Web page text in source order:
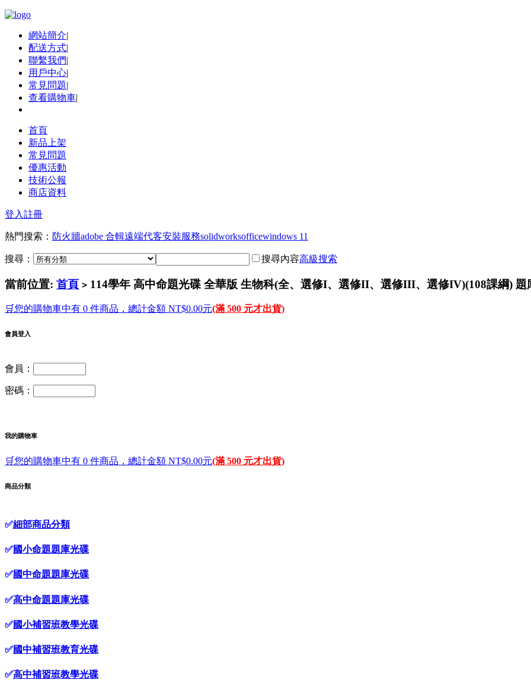
網站簡介|
配送方式|
聯繫我們|
用戶中心|
常見問題|
查看購物車|
首頁
新品上架
常見問題
優惠活動
技術公報
商店資料
登入註冊
熱門搜索： 防火牆adobe 合輯遠端代客安裝服務solidworksofficewindows 11
搜尋： 搜尋內容高級搜索
當前位置: 首頁 > 114學年 高中命題光碟 全華版 生物科(全、選修I、選修II、選修III、選修IV)(108課綱) 題
🛒您的購物車中有 0 件商品，總計金額 NT$0.00元(滿 500 元才出貨)
會員登入
會員：
密碼：
我的購物車
🛒您的購物車中有 0 件商品，總計金額 NT$0.00元(滿 500 元才出貨)
商品分類
✅細部商品分類
✅國小命題題庫光碟
✅國中命題題庫光碟
✅高中命題題庫光碟
✅國小補習班教學光碟
✅國中補習班教育光碟
✅高中補習班教學光碟